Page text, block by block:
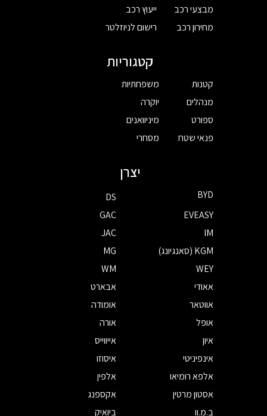
מבצעי רכב
מחירון רכב
ייעוץ רכב
רישום לניוזלטר
קטגוריות
קטנות
מנהלים
ספורט
פנאי שטח
משפחתיות
יוקרה
מיניוואנים
מסחרי
יצרן
BYD
DS
EVEASY
GAC
IM
JAC
KGM (סאנגיונג)
MG
WEY
WM
אאודי
אבארט
אווטאר
אומודה
אופל
אורה
איון
אייווייס
אינפיניטי
איסוזו
אלפא רומיאו
אלפין
אסטון מרטין
אקספנג
ב.מ.וו
ביואיק